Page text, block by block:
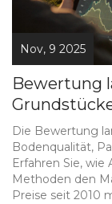
Nov, 9 2025
Bewertung
Marktwert
Die Bewertung
Bodenqualität,
Erfahren Sie, wie
Methoden den
Preise seit 2010